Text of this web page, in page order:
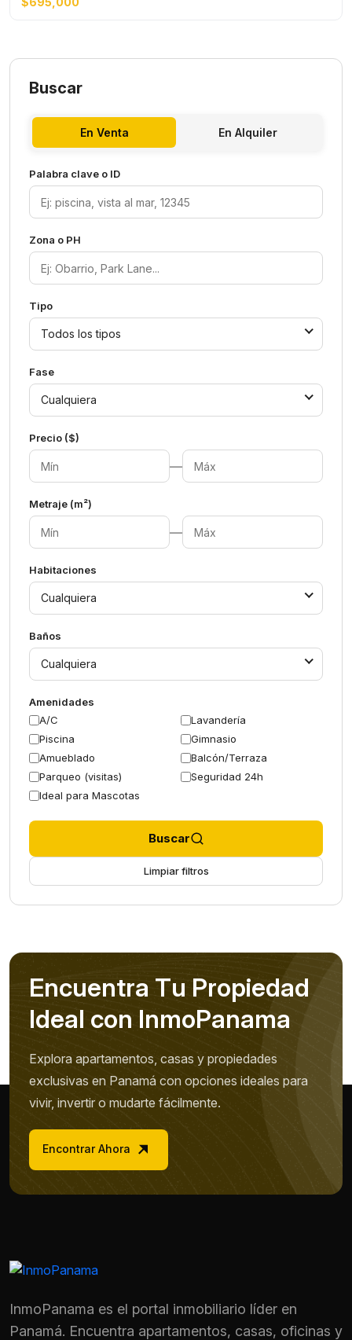
Buscar
En Venta En Alquiler
Palabra clave o ID
Zona o PH
Tipo
Todos los tipos
Fase
Cualquiera
Precio ($)
—
Metraje (m²)
—
Habitaciones
Cualquiera
Baños
Cualquiera
Amenidades
A/C
Lavandería
Piscina
Gimnasio
Amueblado
Balcón/Terraza
Parqueo (visitas)
Seguridad 24h
Ideal para Mascotas
Buscar
Limpiar filtros
Encuentra Tu Propiedad
Ideal con InmoPanama
Explora apartamentos, casas y propiedades
exclusivas en Panamá con opciones ideales para
vivir, invertir o mudarte fácilmente.
Encontrar Ahora
InmoPanama es el portal inmobiliario líder en
Panamá. Encuentra apartamentos, casas, oficinas y